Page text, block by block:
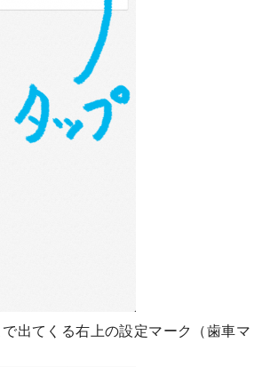
出てくる右上の設定マーク（歯車マ